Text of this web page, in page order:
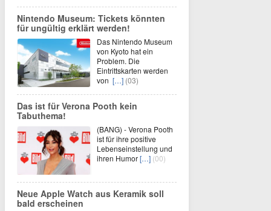
Nintendo Museum: Tickets könnten
für ungültig erklärt werden!
Das Nintendo Museum
von Kyoto hat ein
Problem. Die
Eintrittskarten werden
von […] (03)
Das ist für Verona Pooth kein
Tabuthema!
(BANG) - Verona Pooth
ist für ihre positive
Lebenseinstellung und
ihren Humor[…] (00)
Neue Apple Watch aus Keramik soll
bald erscheinen